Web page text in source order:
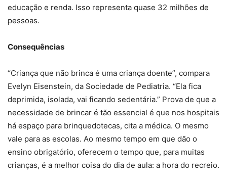
educação e renda. Isso representa quase 32 milhões de
pessoas.
Consequências
“Criança que não brinca é uma criança doente”, compara
Evelyn Eisenstein, da Sociedade de Pediatria. “Ela fica
deprimida, isolada, vai ficando sedentária.” Prova de que a
necessidade de brincar é tão essencial é que nos hospitais
há espaço para brinquedotecas, cita a médica. O mesmo
vale para as escolas. Ao mesmo tempo em que dão o
ensino obrigatório, oferecem o tempo que, para muitas
crianças, é a melhor coisa do dia de aula: a hora do recreio.